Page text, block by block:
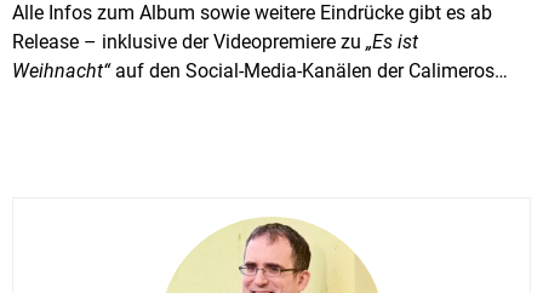
Alle Infos zum Album sowie weitere Eindrücke gibt es ab
Release – inklusive der Videopremiere zu „Es ist
Weihnacht“ auf den Social-Media-Kanälen der Calimeros…